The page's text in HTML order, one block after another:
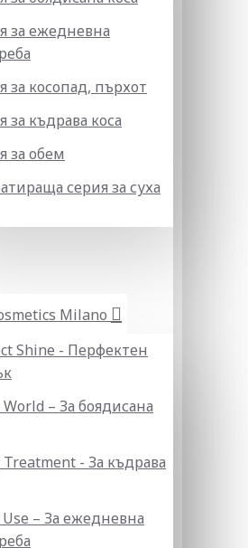
за ежедневна
за косопад, пърхот
за къдрава коса
за обем
серия за суха
Milano
Shine - Перфектен
– За боядисана
- За къдрава
– За ежедневна